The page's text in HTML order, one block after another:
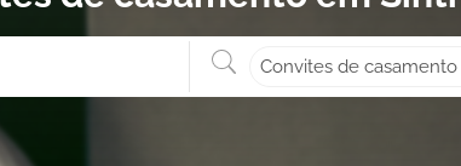
O que
Convites de casamento